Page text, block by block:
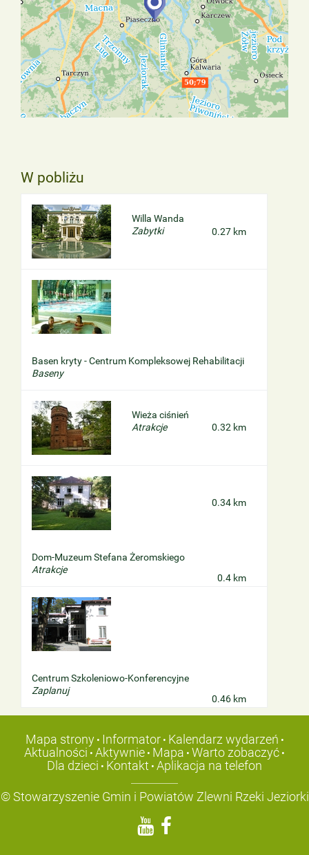
W pobliżu
Willa Wanda
Zabytki
0.27 km
Basen kryty - Centrum Kompleksowej Rehabilitacji
Baseny
0.32 km
Wieża ciśnień
Atrakcje
0.34 km
Dom-Muzeum Stefana Żeromskiego
Atrakcje
0.4 km
Centrum Szkoleniowo-Konferencyjne
Zaplanuj
0.46 km
Mapa strony• Informator• Kalendarz wydarzeń •
Aktualności • Aktywnie • Mapa • Warto zobaczyć •
Dla dzieci • Kontakt • Aplikacja na telefon
© Stowarzyszenie Gmin i Powiatów Zlewni Rzeki Jeziorki